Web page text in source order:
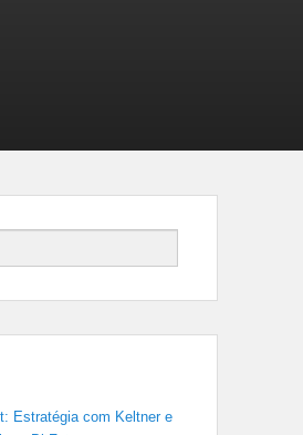
Estratégia com Keltner e